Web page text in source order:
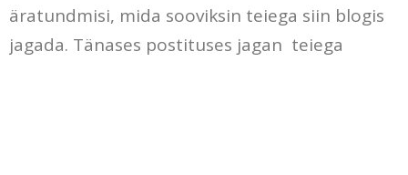
äratundmisi, mida sooviksin teiega siin blogis
jagada. Tänases postituses jagan teiega